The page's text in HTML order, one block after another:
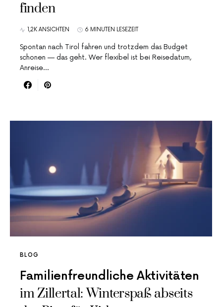
finden
1,2K ANSICHTEN 6 MINUTEN LESEZEIT
Spontan nach Tirol fahren und trotzdem das Budget
schonen — das geht. Wer flexibel ist bei Reisedatum,
Anreise…
BLOG
Familienfreundliche Aktivitäten
im Zillertal: Winterspaß abseits